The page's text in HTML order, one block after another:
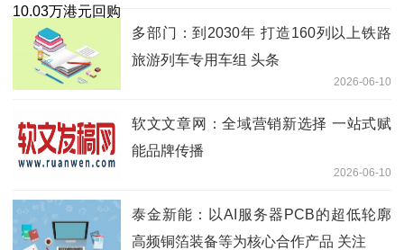
多部门：到2030年 打造160列以上铁路
旅游列车专用车组 头条
2026-06-10
软文文章网：全域营销新选择 一站式赋
能品牌传播
2026-06-10
泰金新能：以AI服务器PCB的超低轮廓
高频铜箔装备等为核心合作产品 关注